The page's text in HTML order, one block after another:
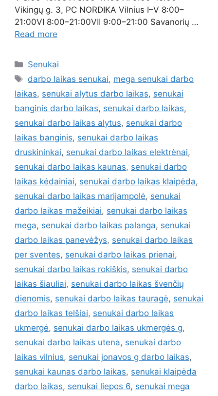
Vikingų g. 3, PC NORDIKA Vilnius I–V 8:00–
21:00VI 8:00–21:00VII 9:00–21:00 Savanorių …
Read more
Senukai
darbo laikas senukai, mega senukai darbo
laikas, senukai alytus darbo laikas, senukai
banginis darbo laikas, senukai darbo laikas,
senukai darbo laikas alytus, senukai darbo
laikas banginis, senukai darbo laikas
druskininkai, senukai darbo laikas elektrėnai,
senukai darbo laikas kaunas, senukai darbo
laikas kėdainiai, senukai darbo laikas klaipėda,
senukai darbo laikas marijampolė, senukai
darbo laikas mažeikiai, senukai darbo laikas
mega, senukai darbo laikas palanga, senukai
darbo laikas panevėžys, senukai darbo laikas
per sventes, senukai darbo laikas prienai,
senukai darbo laikas rokiškis, senukai darbo
laikas šiauliai, senukai darbo laikas švenčių
dienomis, senukai darbo laikas tauragė, senukai
darbo laikas telšiai, senukai darbo laikas
ukmergė, senukai darbo laikas ukmergės g,
senukai darbo laikas utena, senukai darbo
laikas vilnius, senukai jonavos g darbo laikas,
senukai kaunas darbo laikas, senukai klaipėda
darbo laikas, senukai liepos 6, senukai mega